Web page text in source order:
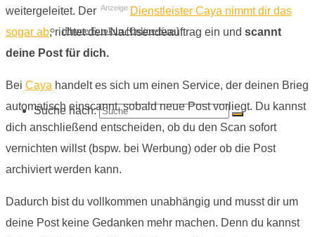
iPhone Fotokurs [Online-Kurs]
Suche nach:
weitergeleitet. Der Anzeige Dienstleister Caya nimmt dir das
sogar ab, richtet den Nachsendeauftrag ein und scannt
deine Post für dich.
Bei Caya handelt es sich um einen Service, der deinen Brieg
automatisch einscannt, sobald neue Post vorliegt. Du kannst
dich anschließend entscheiden, ob du den Scan sofort
vernichten willst (bspw. bei Werbung) oder ob die Post
archiviert werden kann.
Dadurch bist du vollkommen unabhängig und musst dir um
deine Post keine Gedanken mehr machen. Denn du kannst